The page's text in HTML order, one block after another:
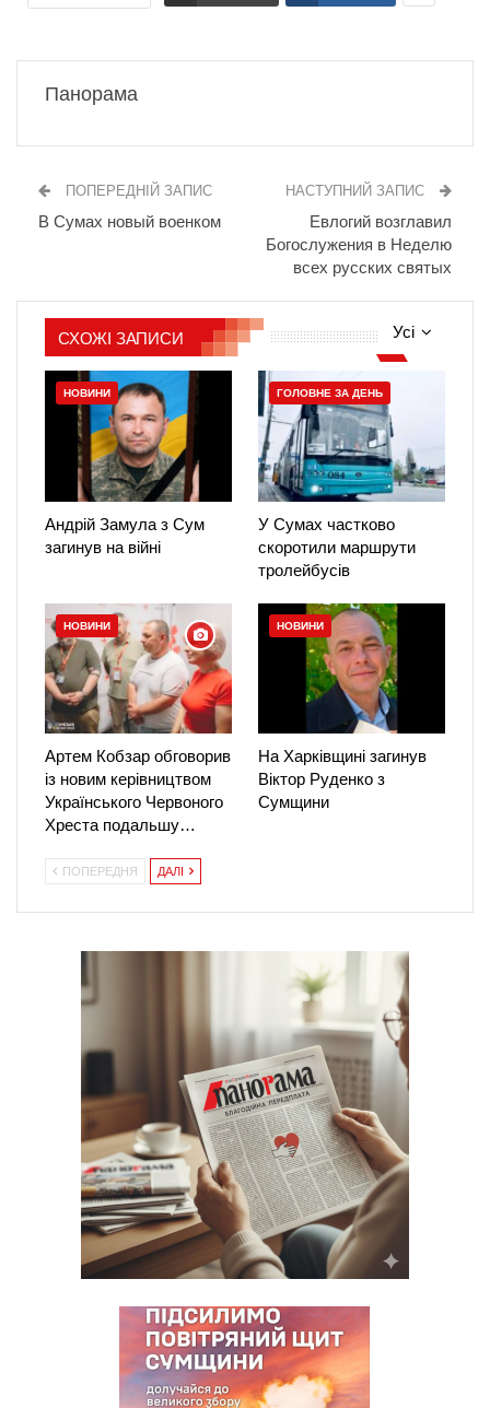
Панорама
ПОПЕРЕДНІЙ ЗАПИС
В Сумах новый военком
НАСТУПНИЙ ЗАПИС
Евлогий возглавил
Богослужения в Неделю
всех русских святых
Усі
СХОЖІ ЗАПИСИ
НОВИНИ
Андрій Замула з Сум
загинув на війні
ГОЛОВНЕ ЗА ДЕНЬ
У Сумах частково
скоротили маршрути
тролейбусів
НОВИНИ
Артем Кобзар обговорив
із новим керівництвом
Українського Червоного
Хреста подальшу…
НОВИНИ
На Харківщині загинув
Віктор Руденко з
Сумщини
ПОПЕРЕДНЯ ДАЛІ